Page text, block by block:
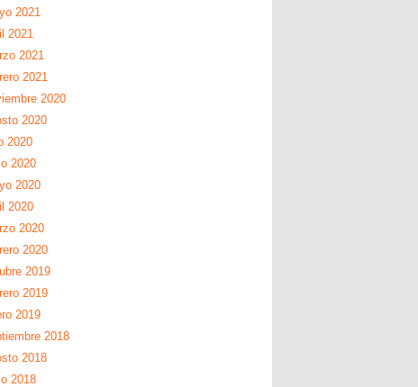
2021
2021
2021
2021
2020
2020
2020
2020
2020
2020
2020
2020
2019
2019
2019
2018
2018
2018